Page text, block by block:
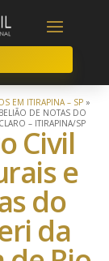
EM ITIRAPINA – SP»
DE NOTAS DO
– ITIRAPINA/SP
Civil
e
do
da